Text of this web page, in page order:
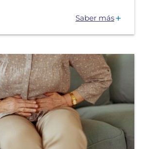
Saber más